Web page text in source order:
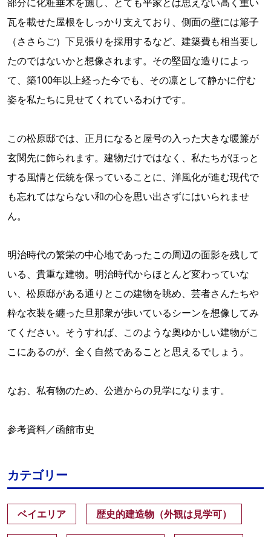
瓦を載せた屋根をしっかり支えており、側面の壁には簓子
（ささらご）下見張りを採用するなど、建築費も相当要し
たのではないかと想像されます。その堅固な造りによっ
て、築100年以上経った今でも、その凛として静かに佇む
姿を私たちに見せてくれているわけです。
この松原邸では、正月になると屋号の入った大きな暖簾が
玄関先に飾られます。建物だけではなく、私たちがほっと
する風情と伝統を保っていることに、洋風化が進む現代で
も忘れてはならない和の心を思い出さずにはいられませ
ん。
明治時代の繁栄の中心地であったこの周辺の面影を残して
いる、貴重な建物。明治時代からほとんど変わっていな
い、松原邸がある通りとこの建物を眺め、芸者さんたちや
粋な衣装を纏った旦那衆が歩いているシーンを想像してみ
てください。そうすれば、このような奥ゆかしい建物がこ
こにあるのが、全く自然であることと思えるでしょう。
なお、私有物のため、公道からの見学になります。
参考資料／函館市史
カテゴリー
ベイエリア 歴史的建造物（外観は見学可）